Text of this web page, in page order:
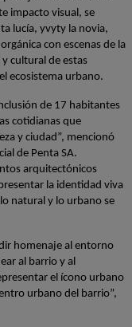
impacto visual, se
lucía, yvyty la novia,
con escenas de la
cultural de estas
ecosistema urbano.
de 17 habitantes
cotidianas que
de Penta SA.
arquitectónicos
la identidad viva
natural y lo urbano se
homenaje al entorno
al barrio y al
el ícono urbano
urbano del barrio”,